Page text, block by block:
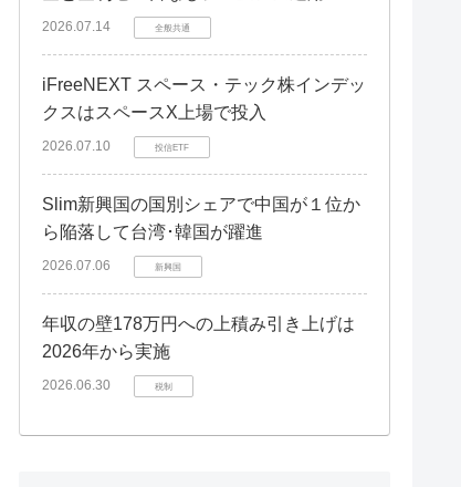
2026.07.14 全般共通
iFreeNEXT スペース・テック株インデッ
クスはスペースX上場で投入
2026.07.10 投信ETF
Slim新興国の国別シェアで中国が１位か
ら陥落して台湾･韓国が躍進
2026.07.06 新興国
年収の壁178万円への上積み引き上げは
2026年から実施
2026.06.30 税制